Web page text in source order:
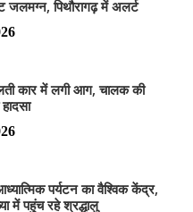
पिथौरागढ़ में अलर्ट
कार में लगी आग, चालक की
पर्यटन का वैश्विक केंद्र,
में पहुंच रहे श्रद्धालु